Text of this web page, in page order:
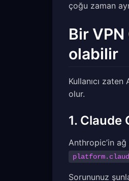
çoğu zaman
Bir
olabilir
Kullanıcı
olur.
1. Claude
Anthropic’in
Sorununuz